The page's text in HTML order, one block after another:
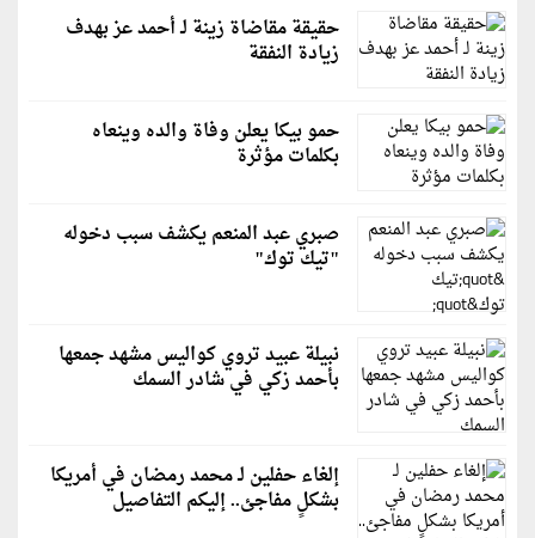
حقيقة مقاضاة زينة لـ أحمد عز بهدف
زيادة النفقة
حمو بيكا يعلن وفاة والده وينعاه
بكلمات مؤثرة
صبري عبد المنعم يكشف سبب دخوله
"تيك توك"
نبيلة عبيد تروي كواليس مشهد جمعها
بأحمد زكي في شادر السمك
إلغاء حفلين لـ محمد رمضان في أمريكا
بشكلٍ مفاجئ.. إليكم التفاصيل